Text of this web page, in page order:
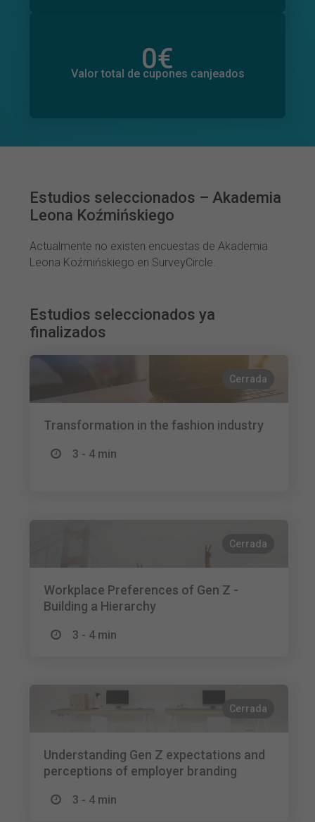
0€
Valor total de cupones canjeados
0€
Valor total de donaciones
Estudios seleccionados – Akademia
Leona Koźmińskiego
Actualmente no existen encuestas de Akademia
Leona Koźmińskiego en SurveyCircle.
Estudios seleccionados ya
finalizados
Cerrada
Transformation in the fashion industry
3 - 4 min
Cerrada
Workplace Preferences of Gen Z -
Building a Hierarchy
3 - 4 min
Cerrada
Understanding Gen Z expectations and
perceptions of employer branding
3 - 4 min